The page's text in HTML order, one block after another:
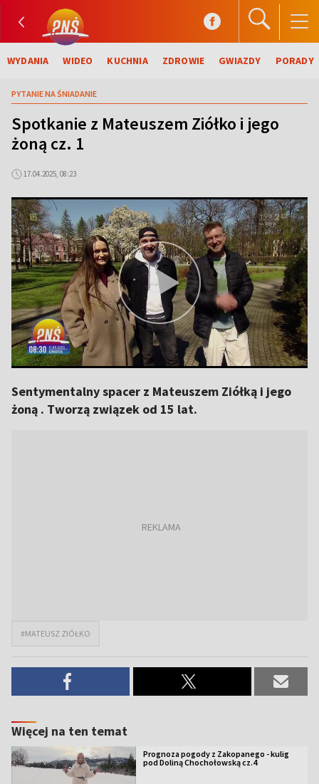
WYDANIA WIDEO KUCHNIA ZDROWIE GWIAZDY PORADY
PYTANIE NA ŚNIADANIE
Spotkanie z Mateuszem Ziółko i jego
żoną cz. 1
17.04.2025, 08:23
Sentymentalny spacer z Mateuszem Ziółką i jego
żoną . Tworzą związek od 15 lat.
#MATEUSZ ZIÓŁKO
Więcej na ten temat
Prognoza pogody z Zakopanego - kulig
pod Doliną Chochołowską cz.4